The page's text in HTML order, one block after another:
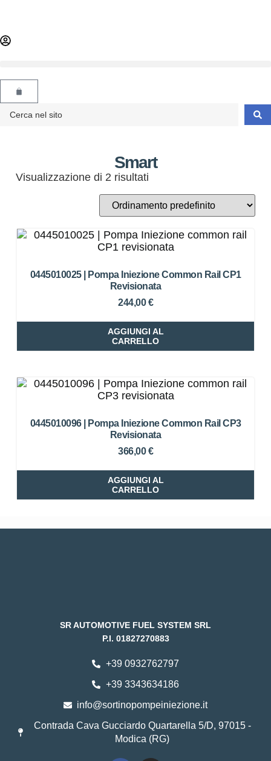
Smart
Visualizzazione di 2 risultati
0445010025 | Pompa Iniezione Common Rail CP1
Revisionata
244,00€
AGGIUNGI AL
CARRELLO
0445010096 | Pompa Iniezione Common Rail CP3
Revisionata
366,00€
AGGIUNGI AL
CARRELLO
SR AUTOMOTIVE FUEL SYSTEM SRL
P.I. 01827270883
+39 0932762797
+39 3343634186
info@sortinopompeiniezione.it
Contrada Cava Gucciardo Quartarella 5/D, 97015 -
Modica (RG)